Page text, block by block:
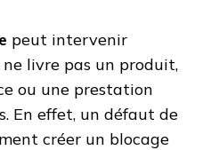
peut intervenir
livre pas un produit,
ou une prestation
En effet, un défaut de
créer un blocage